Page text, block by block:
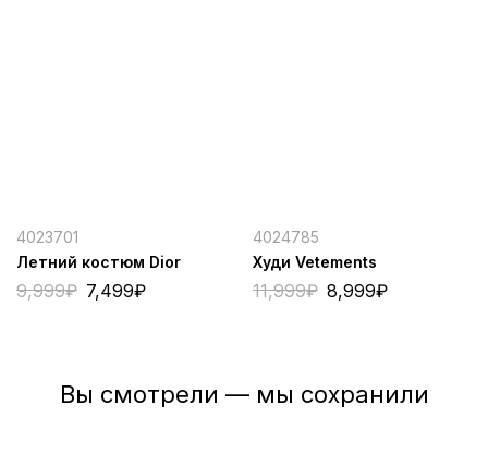
4023701
Летний костюм Dior
9,999₽ 7,499₽
4024785
Худи Vetements
11,999₽ 8,999₽
Вы смотрели — мы сохранили